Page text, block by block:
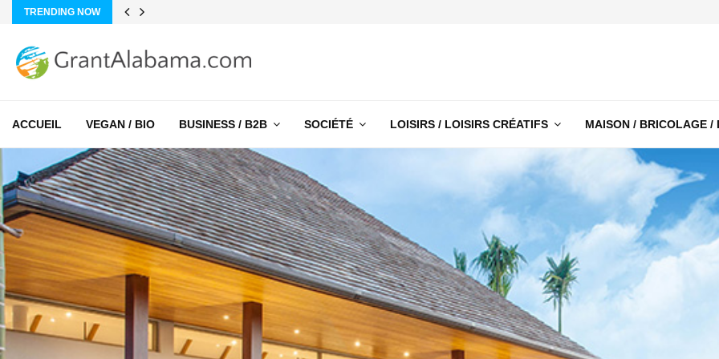
TRENDING NOW
ACCUEIL VEGAN / BIO BUSINESS / B2B SOCIÉTÉ LOISIRS / LOISIRS CRÉATIFS MAISON / BRICOLAGE /